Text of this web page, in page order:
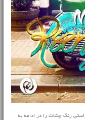
رنگ چشات را در ادامه به